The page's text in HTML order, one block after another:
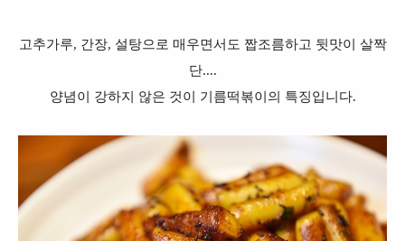
고추가루, 간장, 설탕으로 매우면서도 짭조름하고 뒷맛이 살짝
단....
양념이 강하지 않은 것이 기름떡볶이의 특징입니다.